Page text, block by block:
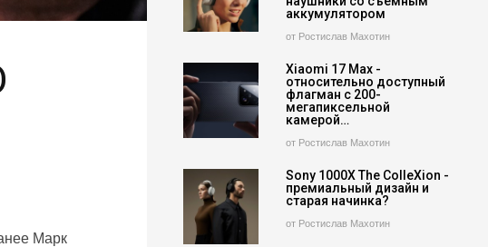
Марк
аккумулятором
от Ростислав Махотин
Xiaomi 17 Max -
относительно доступный
флагман с 200-
мегапиксельной
камерой…
от Ростислав Махотин
Sony 1000X The ColleXion -
премиальный дизайн и
старая начинка?
от Ростислав Махотин